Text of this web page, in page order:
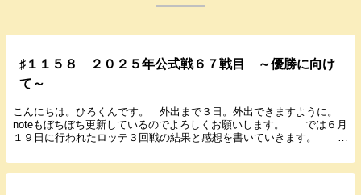
♯１１５８ ２０２５年公式戦６７戦目 ～優勝に向け
て～
こんにちは。ひろくんです。 外出まで３日。外出できますように。
noteもぼちぼち更新しているのでよろしくお願いします。 では６月
１９日に行われたロッテ３回戦の結果と感想を書いていきます。 ２